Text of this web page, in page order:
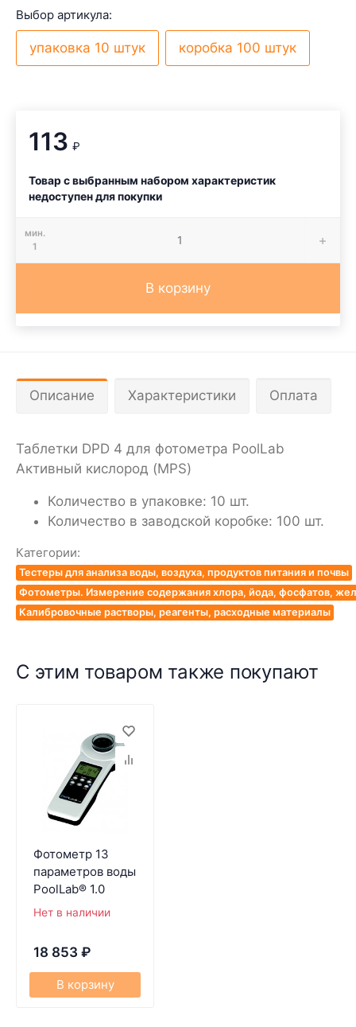
Выбор артикула:
упаковка 10 штук коробка 100 штук
113 ₽
Товар с выбранным набором характеристик
недоступен для покупки
мин.
1
В корзину
Описание Характеристики Оплата
Таблетки DPD 4 для фотометра PoolLab
Активный кислород (MPS)
Количество в упаковке: 10 шт.
Количество в заводской коробке: 100 шт.
Категории:
Тестеры для анализа воды, воздуха, продуктов питания и почвы
Фотометры. Измерение содержания хлора, йода, фосфатов,
Калибровочные растворы, реагенты, расходные материалы
С этим товаром также покупают
Фотометр 13
параметров воды
PoolLab® 1.0
Нет в наличии
18 853 ₽
В корзину